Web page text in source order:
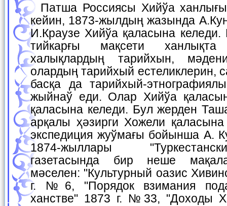
Патша Россиясы Хийўа ханлығын жаўлап алғаннан
кейин, 1873-жылдың жазында
И.Краузе Хийўа қаласына келеди.
тийкарғы мақсети
халықлардың тарийхын,
олардың тарийхый естеликлерин,
басқа да тарийхый-
жыйнаў еди. Олар Хийўа
қаласына келеди. Бул жерден
арқалы ҳәзирги Хожели
экспедиция жуўмағы бойынша А.
1874-жыллары
газетасында бир неше
мәселен: "Культурный оазис
г. №6, "Порядок взимания
ханстве" 1873 г. №33, "Доходы